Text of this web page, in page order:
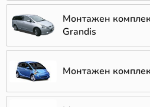
Монтажен
Grandis
Монтажен